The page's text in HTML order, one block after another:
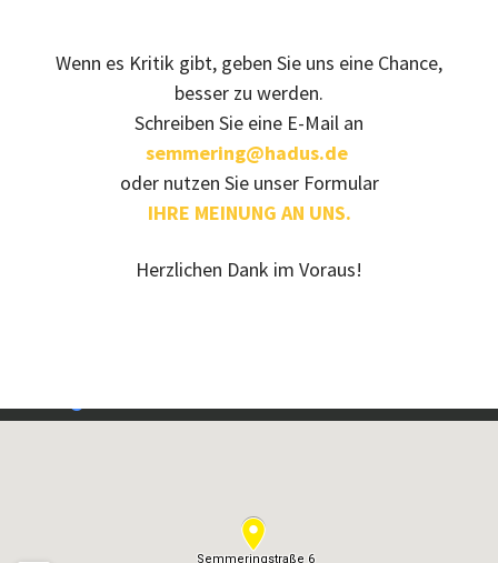
Wenn es Kritik gibt, geben Sie uns eine Chance,
besser zu werden.
Schreiben Sie eine E-Mail an
semmering@hadus.de
oder nutzen Sie unser Formular
IHRE MEINUNG AN UNS.
Herzlichen Dank im Voraus!